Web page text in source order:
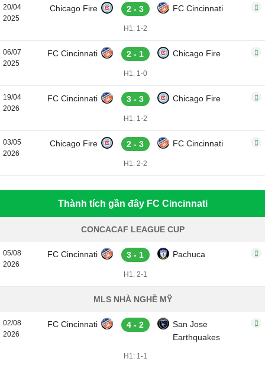
20/04
2025
Chicago Fire 2 - 3 FC Cincinnati
H1: 1-2
06/07
2025
FC Cincinnati 2 - 1 Chicago Fire
H1: 1-0
19/04
2026
FC Cincinnati 3 - 3 Chicago Fire
H1: 1-2
03/05
2026
Chicago Fire 2 - 3 FC Cincinnati
H1: 2-2
Thành tích gần đây FC Cincinnati
CONCACAF LEAGUE CUP
05/08
2026
FC Cincinnati 3 - 1 Pachuca
H1: 2-1
MLS NHÀ NGHỀ MỸ
02/08
2026
FC Cincinnati 4 - 2
San Jose
Earthquakes
H1: 1-1